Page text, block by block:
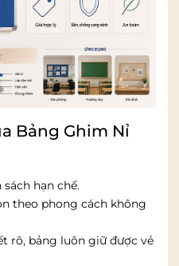
Bảng Ghim Nỉ
hạn chế.
theo phong cách không
rõ, bảng luôn giữ được vẻ